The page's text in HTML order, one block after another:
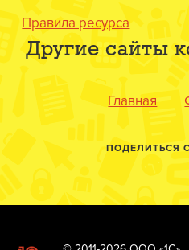
Правила ресурса
Другие сайты
Главная
ПОДЕЛИТЬСЯ